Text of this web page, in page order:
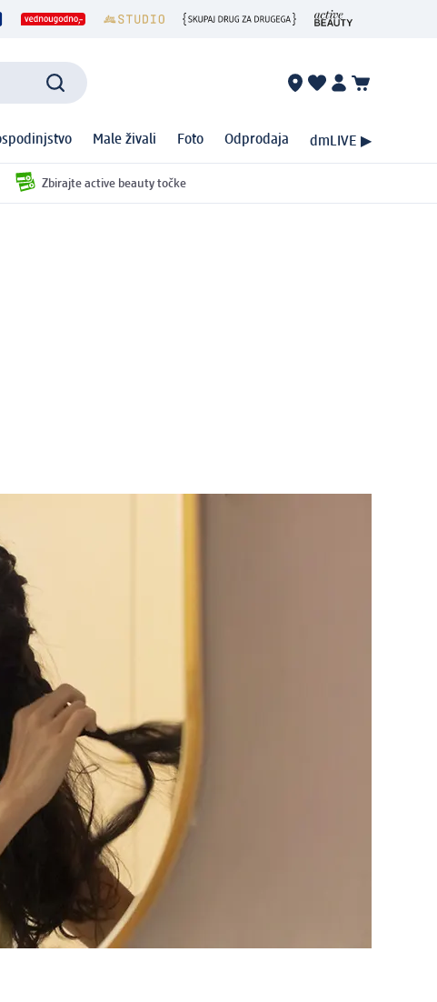
Male živali Foto Odprodaja dmLIVE ▶
Zbirajte active beauty točke